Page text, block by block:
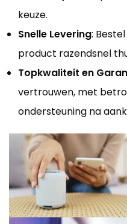
keuze.
Snelle Levering:
product razendsnel
Topkwaliteit en
vertrouwen, met
ondersteuning na